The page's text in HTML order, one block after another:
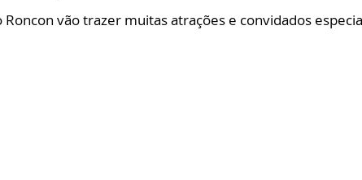
vão trazer muitas atrações e convidados